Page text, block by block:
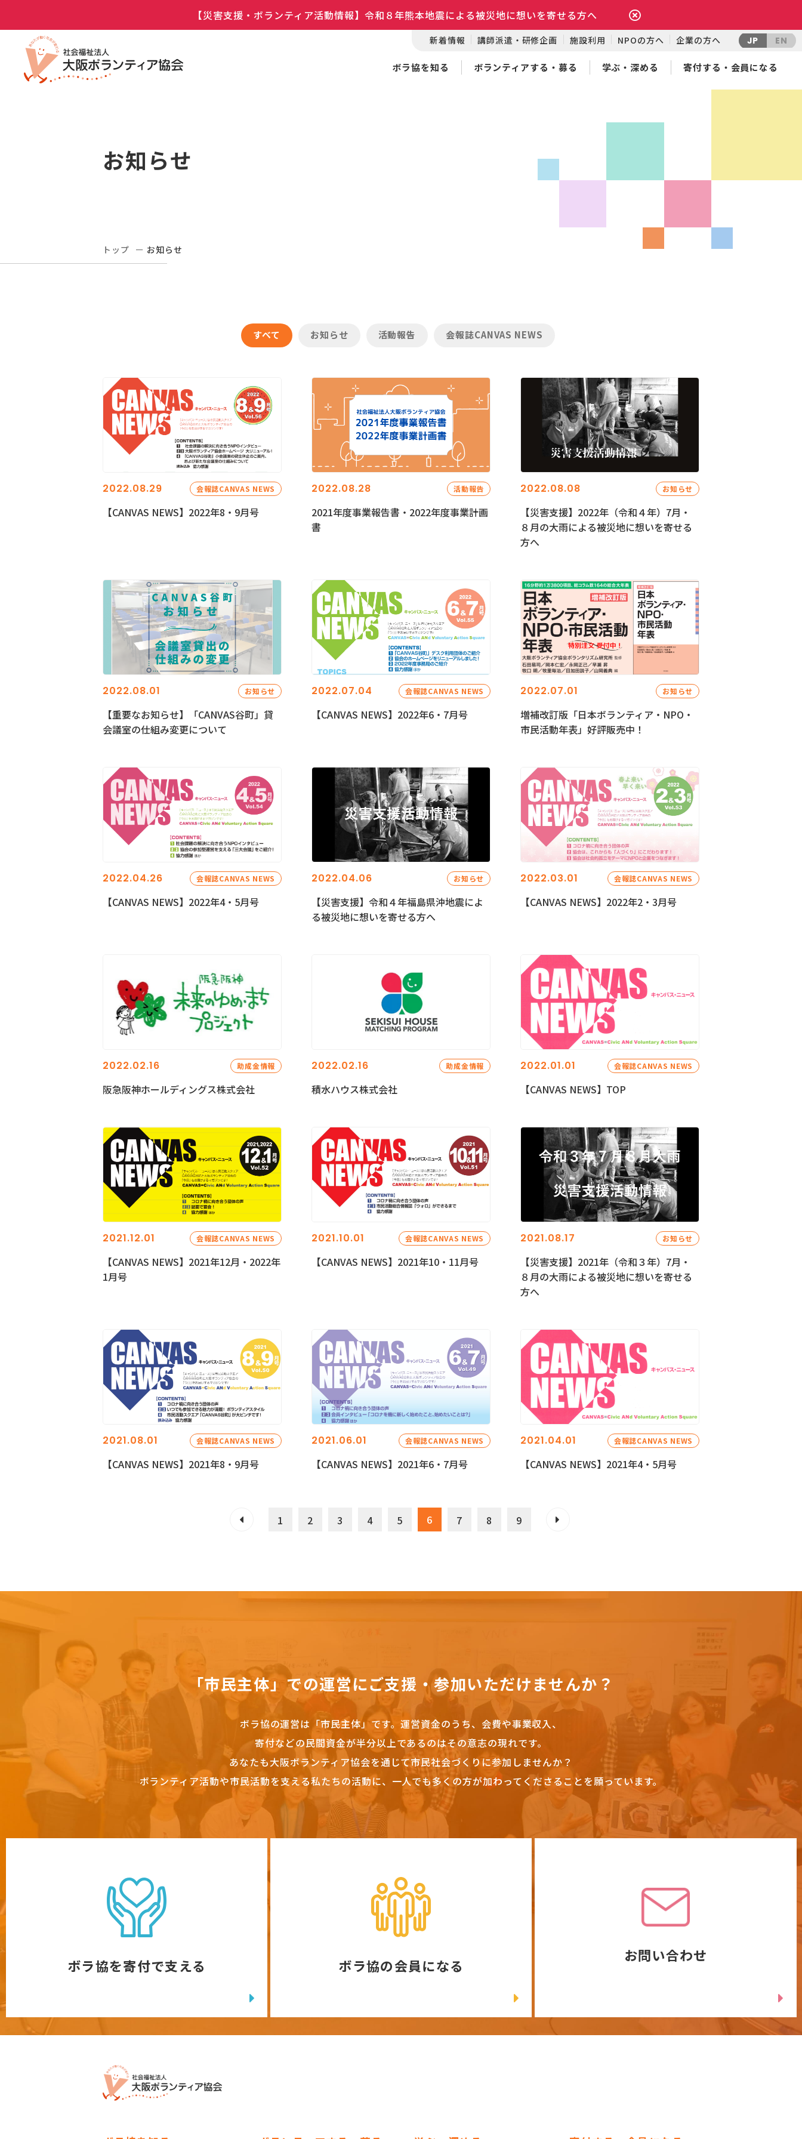
【災害支援・ボランティア活動情報】令和８年熊本地震による被災地に想いを寄せる方へ
新着情報 講師派遣・研修企画 施設利用 NPOの方へ 企業の方へ JP EN
ボラ協を知る ボランティアする・募る 学ぶ・深める 寄付する・会員になる
お知らせ
トップ お知らせ
すべて お知らせ 活動報告 会報誌CANVAS NEWS
2022.08.29 会報誌CANVAS NEWS
【CANVAS NEWS】2022年8・9月号
2022.08.28 活動報告
2021年度事業報告書・2022年度事業計画
書
2022.08.08 お知らせ
【災害支援】2022年（令和４年）7月・
８月の大雨による被災地に想いを寄せる
方へ
2022.08.01 お知らせ
【重要なお知らせ】「CANVAS谷町」貸
会議室の仕組み変更について
2022.07.04 会報誌CANVAS NEWS
【CANVAS NEWS】2022年6・7月号
2022.07.01 お知らせ
増補改訂版「日本ボランティア・NPO・
市民活動年表」好評販売中！
2022.04.26 会報誌CANVAS NEWS
【CANVAS NEWS】2022年4・5月号
2022.04.06 お知らせ
【災害支援】令和４年福島県沖地震によ
る被災地に想いを寄せる方へ
2022.03.01 会報誌CANVAS NEWS
【CANVAS NEWS】2022年2・3月号
2022.02.16 助成金情報
阪急阪神ホールディングス株式会社
2022.02.16 助成金情報
積水ハウス株式会社
2022.01.01 会報誌CANVAS NEWS
【CANVAS NEWS】TOP
2021.12.01 会報誌CANVAS NEWS
【CANVAS NEWS】2021年12月・2022年
1月号
2021.10.01 会報誌CANVAS NEWS
【CANVAS NEWS】2021年10・11月号
2021.08.17 お知らせ
【災害支援】2021年（令和３年）7月・
８月の大雨による被災地に想いを寄せる
方へ
2021.08.01 会報誌CANVAS NEWS
【CANVAS NEWS】2021年8・9月号
2021.06.01 会報誌CANVAS NEWS
【CANVAS NEWS】2021年6・7月号
2021.04.01 会報誌CANVAS NEWS
【CANVAS NEWS】2021年4・5月号
1 2 3 4 5 6 7 8 9
「市民主体」での運営にご支援・参加いただけませんか？
ボラ協の運営は「市民主体」です。 運営資金のうち、会費や事業収入、
寄付などの民間資金が半分以上であるのはその意志の現れです。
あなたも大阪ボランティア協会を通じて市民社会づくりに参加しませんか？
ボランティア活動や市民活動を支える私たちの活動に、一人でも多くの方が加わってくださることを願っています。
ボラ協を寄付で支える ボラ協の会員になる
お問い合わせ